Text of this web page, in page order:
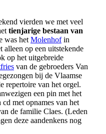
vierden we met veel
tienjarige bestaan van
was het Molenhofin
alleen op een uitstekende
op het uitgebreide
van de gebroeders Van
bij de Vlaamse
repertoire van het orgel.
een pin met het
met opnames van het
de familie Claes. (Leden
deze aandenkens nog